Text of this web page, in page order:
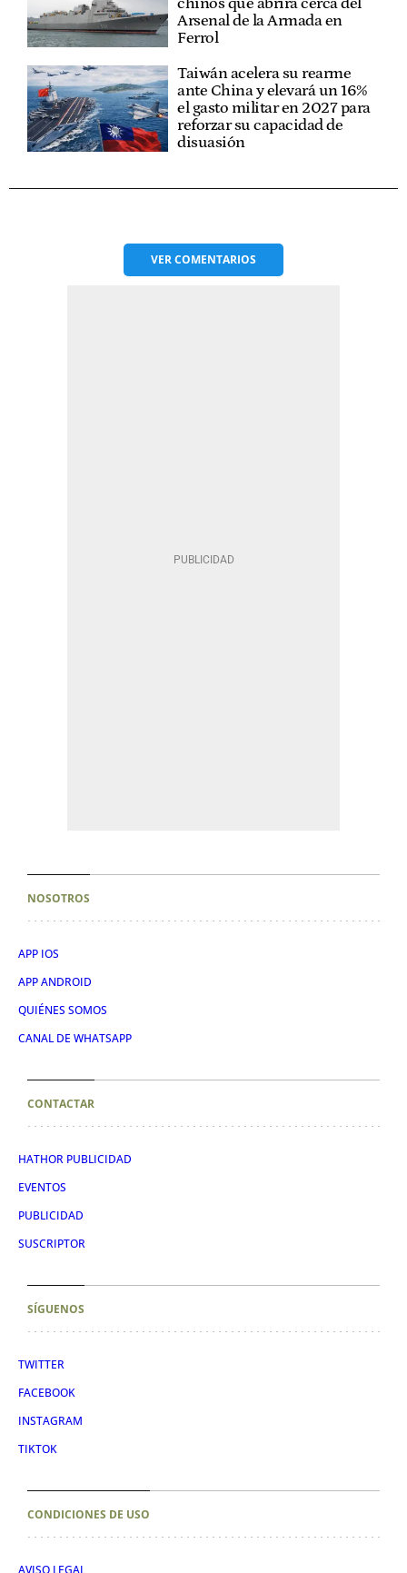
chinos que abrirá cerca del
Arsenal de la Armada en
Ferrol
Taiwán acelera su rearme
ante China y elevará un 16%
el gasto militar en 2027 para
reforzar su capacidad de
disuasión
VERCOMENTARIOS
NOSOTROS
APP IOS
APP ANDROID
QUIÉNES SOMOS
CANAL DE WHATSAPP
CONTACTAR
HATHOR PUBLICIDAD
EVENTOS
PUBLICIDAD
SUSCRIPTOR
SÍGUENOS
TWITTER
FACEBOOK
INSTAGRAM
TIKTOK
CONDICIONES DE USO
AVISO LEGAL